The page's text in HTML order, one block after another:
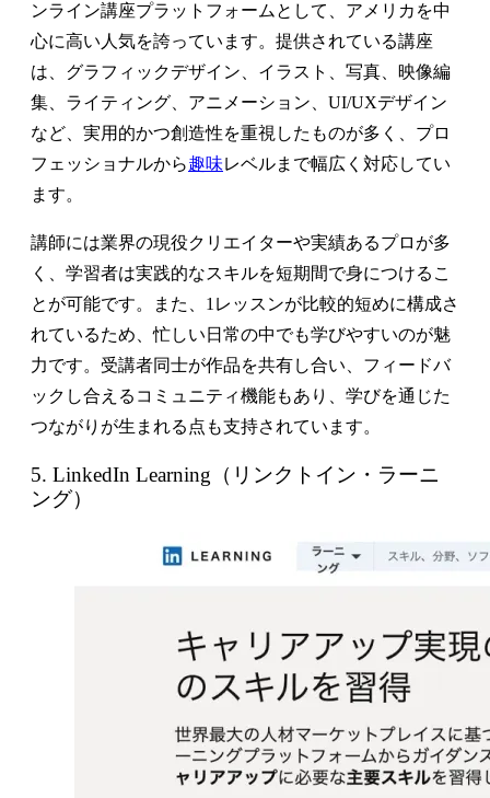
ンライン講座プラットフォームとして、アメリカを中
心に高い人気を誇っています。提供されている講座
は、グラフィックデザイン、イラスト、写真、映像編
集、ライティング、アニメーション、UI/UXデザイン
など、実用的かつ創造性を重視したものが多く、プロ
フェッショナルから趣味レベルまで幅広く対応してい
ます。
講師には業界の現役クリエイターや実績あるプロが多
く、学習者は実践的なスキルを短期間で身につけるこ
とが可能です。また、1レッスンが比較的短めに構成さ
れているため、忙しい日常の中でも学びやすいのが魅
力です。受講者同士が作品を共有し合い、フィードバ
ックし合えるコミュニティ機能もあり、学びを通じた
つながりが生まれる点も支持されています。
5. LinkedIn Learning（リンクトイン・ラーニ
ング）